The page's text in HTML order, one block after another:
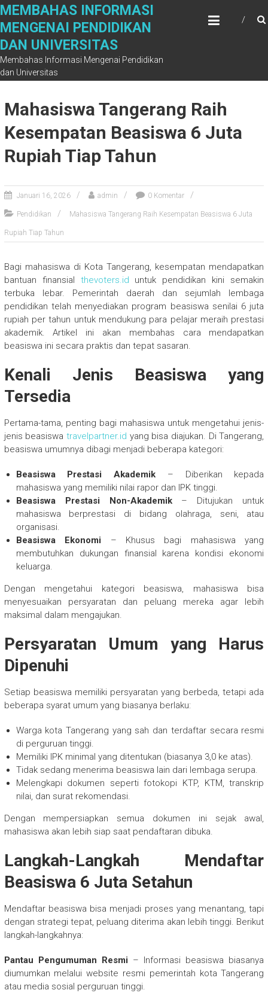
Skip
content
MEMBAHAS INFORMASI
MENGENAI PENDIDIKAN
DAN UNIVERSITAS
Membahas Informasi Mengenai Pendidikan
dan Universitas
Mahasiswa Tangerang Raih
Kesempatan Beasiswa 6 Juta
Rupiah Tiap Tahun
Januari 16, 2026 admin 0 Komentar
Pendidikan Mahasiswa Tangerang Raih Kesempatan Beasiswa 6 Juta
Rupiah Tiap Tahun
Bagi mahasiswa di Kota Tangerang, kesempatan mendapatkan
bantuan finansial thevoters.id untuk pendidikan kini semakin
terbuka lebar. Pemerintah daerah dan sejumlah lembaga
pendidikan telah menyediakan program beasiswa senilai 6 juta
rupiah per tahun untuk mendukung para pelajar meraih prestasi
akademik. Artikel ini akan membahas cara mendapatkan
beasiswa ini secara praktis dan tepat sasaran.
Kenali Jenis Beasiswa yang
Tersedia
Pertama-tama, penting bagi mahasiswa untuk mengetahui jenis-
jenis beasiswatravelpartner.id yang bisa diajukan. Di Tangerang,
beasiswa umumnya dibagi menjadi beberapa kategori:
Beasiswa Prestasi Akademik – Diberikan kepada
mahasiswa yang memiliki nilai rapor dan IPK tinggi.
Beasiswa Prestasi Non-Akademik– Ditujukan untuk
mahasiswa berprestasi di bidang olahraga, seni, atau
organisasi.
Beasiswa Ekonomi – Khusus bagi mahasiswa yang
membutuhkan dukungan finansial karena kondisi ekonomi
keluarga.
Dengan mengetahui kategori beasiswa, mahasiswa bisa
menyesuaikan persyaratan dan peluang mereka agar lebih
maksimal dalam mengajukan.
Persyaratan Umum yang Harus
Dipenuhi
Setiap beasiswa memiliki persyaratan yang berbeda, tetapi ada
beberapa syarat umum yang biasanya berlaku:
Warga kota Tangerang yang sah dan terdaftar secara resmi
di perguruan tinggi.
Memiliki IPK minimal yang ditentukan (biasanya 3,0 ke atas).
Tidak sedang menerima beasiswa lain dari lembaga serupa.
Melengkapi dokumen seperti fotokopi KTP, KTM, transkrip
nilai, dan surat rekomendasi.
Dengan mempersiapkan semua dokumen ini sejak awal,
mahasiswa akan lebih siap saat pendaftaran dibuka.
Langkah-Langkah Mendaftar
Beasiswa 6 Juta Setahun
Mendaftar beasiswa bisa menjadi proses yang menantang, tapi
dengan strategi tepat, peluang diterima akan lebih tinggi. Berikut
langkah-langkahnya:
Pantau Pengumuman Resmi – Informasi beasiswa biasanya
diumumkan melalui website resmi pemerintah kota Tangerang
atau media sosial perguruan tinggi.